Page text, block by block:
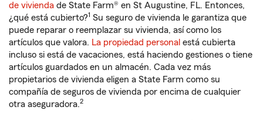
de vivienda de State Farm® en St Augustine, FL. Entonces,
¿qué está cubierto?1 Su seguro de vivienda le garantiza que
puede reparar o reemplazar su vivienda, así como los
artículos que valora. La propiedad personal está cubierta
incluso si está de vacaciones, está haciendo gestiones o tiene
artículos guardados en un almacén. Cada vez más
propietarios de vivienda eligen a State Farm como su
compañía de seguros de vivienda por encima de cualquier
otra aseguradora.2